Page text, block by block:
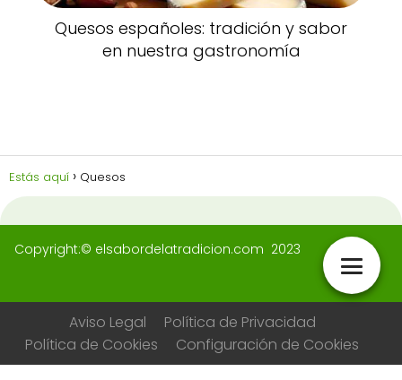
Quesos españoles: tradición y sabor
en nuestra gastronomía
Estás aquí Quesos
Copyright:© elsabordelatradicion.com 2023
Aviso Legal
Política de Privacidad
Política de Cookies
Configuración de Cookies